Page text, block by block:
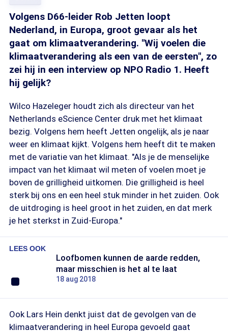
Volgens D66-leider Rob Jetten loopt
Nederland, in Europa, groot gevaar als het
gaat om klimaatverandering. "Wij voelen die
klimaatverandering als een van de eersten", zo
zei hij in een interview op NPO Radio 1. Heeft
hij gelijk?
Wilco Hazeleger houdt zich als directeur van het
Netherlands eScience Center druk met het klimaat
bezig. Volgens hem heeft Jetten ongelijk, als je naar
weer en klimaat kijkt. Volgens hem heeft dit te maken
met de variatie van het klimaat. "Als je de menselijke
impact van het klimaat wil meten of voelen moet je
boven de grilligheid uitkomen. Die grilligheid is heel
sterk bij ons en een heel stuk minder in het zuiden. Ook
de uitdroging is heel groot in het zuiden, en dat merk
je het sterkst in Zuid-Europa."
LEES OOK
Loofbomen kunnen de aarde redden,
maar misschien is het al te laat
18 aug 2018
Ook Lars Hein denkt juist dat de gevolgen van de
klimaatverandering in heel Europa gevoeld gaat